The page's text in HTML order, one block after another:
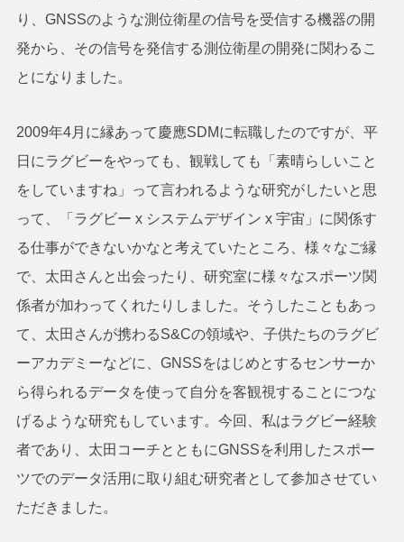
り、GNSSのような測位衛星の信号を受信する機器の開
発から、その信号を発信する測位衛星の開発に関わるこ
とになりました。
2009年4月に縁あって慶應SDMに転職したのですが、平
日にラグビーをやっても、観戦しても「素晴らしいこと
をしていますね」って言われるような研究がしたいと思
って、「ラグビー x システムデザイン x 宇宙」に関係す
る仕事ができないかなと考えていたところ、様々なご縁
で、太田さんと出会ったり、研究室に様々なスポーツ関
係者が加わってくれたりしました。そうしたこともあっ
て、太田さんが携わるS&Cの領域や、子供たちのラグビ
ーアカデミーなどに、GNSSをはじめとするセンサーか
ら得られるデータを使って自分を客観視することにつな
げるような研究もしています。今回、私はラグビー経験
者であり、太田コーチとともにGNSSを利用したスポー
ツでのデータ活用に取り組む研究者として参加させてい
ただきました。